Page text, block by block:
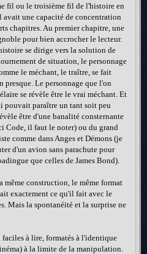
fil ou le troisième fil de l'histoire en
une capacité de concentration
chapitres. Au premier chapitre, une
pour bien accrocher le lecteur.
se dirige vers la solution de
de situation, le personnage
le méchant, le traître, se fait
Le personnage que l'on
se révèle être le vrai méchant. Et
pouvait paraître un tant soit peu
être d'une banalité consternante
Code, il faut le noter) ou du grand
comme dans Anges et Démons (je
d'un avion sans parachute pour
que celles de James Bond).
construction, le même format
exactement ce qu'il fait avec le
Mais la spontanéité et la surprise ne
à lire, formatés à l'identique
à la limite de la manipulation.